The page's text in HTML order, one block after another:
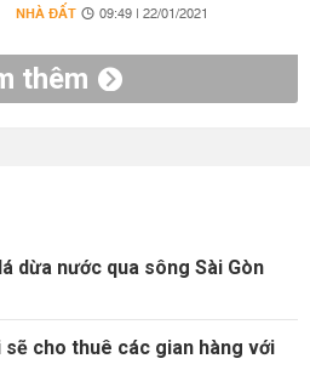
NHÀ ĐẤT 09:49 | 22/01/2021
thêm
dừa nước qua sông Sài Gòn
sẽ cho thuê các gian hàng với